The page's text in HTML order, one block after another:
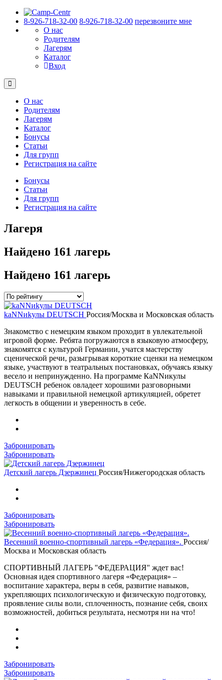
8-926-718-32-00 8-926-718-32-00 перезвоните мне
О нас
Родителям
Лагерям
Каталог
Вход
О нас
Родителям
Лагерям
Каталог
Бонусы
Статьи
Для групп
Регистрация на сайте
Бонусы
Статьи
Для групп
Регистрация на сайте
Лагеря
Найдено 161 лагерь
Найдено 161 лагерь
kaNNиkулы DEUTSCH Россия/Москва и Московская область
Знакомство с немецким языком проходит в увлекательной
игровой форме. Ребята погружаются в языковую атмосферу,
знакомятся с культурой Германии, учатся мастерству
сценической речи, разыгрывая короткие сценки на немецком
языке, участвуют в театральных постановках, обучаясь языку
весело и непринужденно. На программе КаNNикулы
DEUTSCH ребенок овладеет хорошими разговорными
навыками и правильной немецкой артикуляцией, обретет
легкость в общении и уверенность в себе.
Забронировать
Забронировать
Детский лагерь Дзержинец Россия/Нижегородская область
Забронировать
Забронировать
Весенний военно-спортивный лагерь «Федерация». Россия/
Москва и Московская область
СПОРТИВНЫЙ ЛАГЕРЬ "ФЕДЕРАЦИЯ" ждет вас!
Основная идея спортивного лагеря «Федерация» –
воспитание характера, веры в себя, развитие навыков,
укрепляющих психологическую и физическую подготовку,
проявление силы воли, сплоченность, познание себя, своих
возможностей, добиться результата, несмотря ни на что!
Забронировать
Забронировать